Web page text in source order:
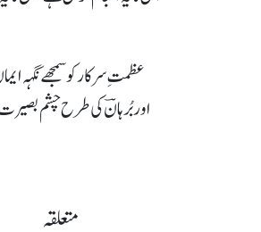
عظمتِ سرکار کو سمجھے نگہہ
اور بُرہانؔ کی طرح چشم بصیرت
متعلقہ